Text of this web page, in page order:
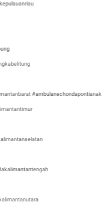
#ambulanechondapontianak